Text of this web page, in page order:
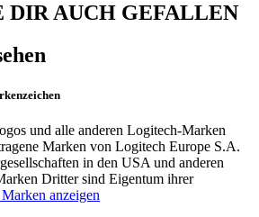
DIR AUCH GEFALLEN
und alle anderen Logitech-Marken
Marken von Logitech Europe S.A.
in den USA und anderen
Dritter sind Eigentum ihrer
anzeigen